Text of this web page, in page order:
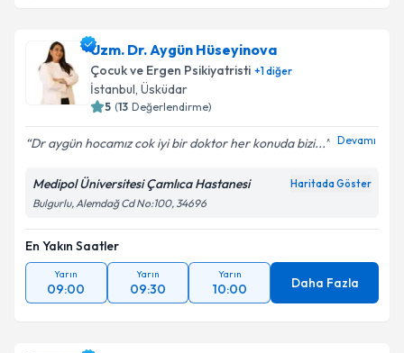
Takvim Talebini Gönder
Uzman Dil ve Konuşma Terapisti Enver Balcı
randevu takvimi talebi oluşturun. Size bu uzmandan
randevu almanız için bir takvim hazırlandığında e-
posta ile bilgilendireceğiz.
E-posta Adresiniz
Kişisel verilerimin işlenmesine ilişkinAydınlatma
Metni
kapsamda işlenmesini kabul ediyorum.
Uzm. Dr. Aygün Hüseyinova
Çocuk ve Ergen Psikiyatristi +1diğer
İstanbul, Üsküdar
5 (13 Değerlendirme)
Dr aygün hocamız cok iyi bir doktor her konuda bizi... Devamı
Medipol Üniversitesi Çamlıca Hastanesi Haritada Göster
Bulgurlu, Alemdağ Cd No:100, 34696
En Yakın Saatler
Yarın
09:00
Yarın
09:30
Yarın
10:00 Daha Fazla